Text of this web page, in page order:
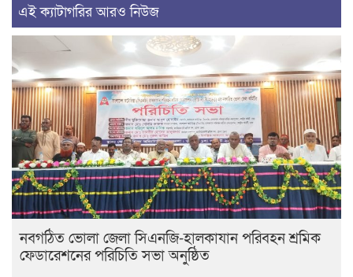
এই ক্যাটাগরির আরও নিউজ
নবগঠিত ভোলা জেলা সিএনজি-হালকাযান পরিবহন শ্রমিক
ফেডারেশনের পরিচিতি সভা অনুষ্ঠিত